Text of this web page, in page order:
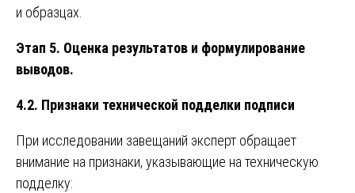
и образцах.
Этап 5. Оценка результатов и формулирование
выводов.
4.2. Признаки технической подделки подписи
При исследовании завещаний эксперт обращает
внимание на признаки, указывающие на техническую
подделку: